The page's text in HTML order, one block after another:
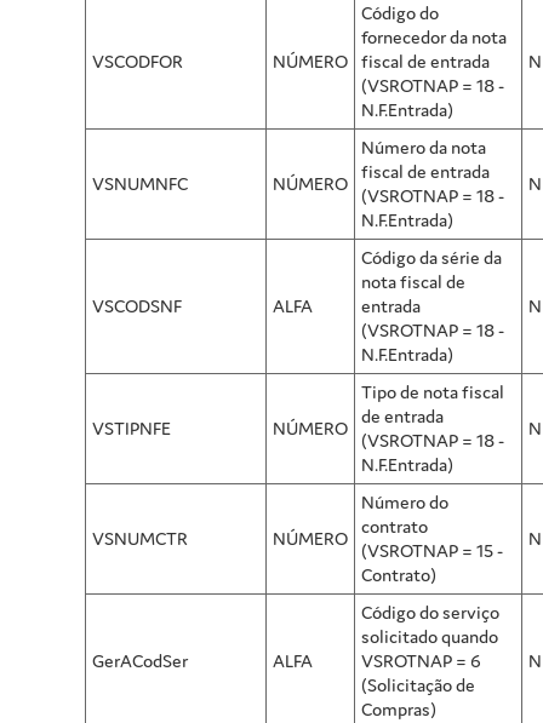
VSCODFOR NÚMERO
Código do
fornecedor da nota
fiscal de entrada
(VSROTNAP = 18 -
N.F.Entrada)
N
VSNUMNFC NÚMERO
Número da nota
fiscal de entrada
(VSROTNAP = 18 -
N.F.Entrada)
N
VSCODSNF ALFA
Código da série da
nota fiscal de
entrada
(VSROTNAP = 18 -
N.F.Entrada)
N
VSTIPNFE NÚMERO
Tipo de nota fiscal
de entrada
(VSROTNAP = 18 -
N.F.Entrada)
N
VSNUMCTR NÚMERO
Número do
contrato
(VSROTNAP = 15 -
Contrato)
N
GerACodSer ALFA
Código do serviço
solicitado quando
VSROTNAP = 6
(Solicitação de
Compras)
N